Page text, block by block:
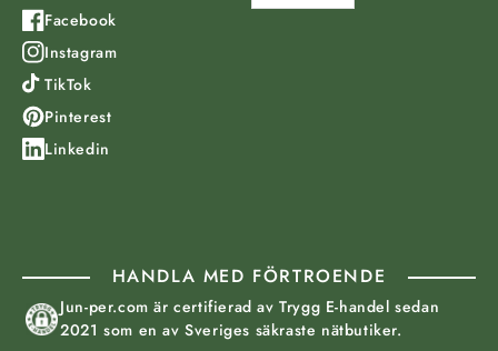
Facebook
Instagram
TikTok
Pinterest
Linkedin
HANDLA MED FÖRTROENDE
Jun-per.com är certifierad av Trygg E-handel sedan
2021 som en av Sveriges säkraste nätbutiker.